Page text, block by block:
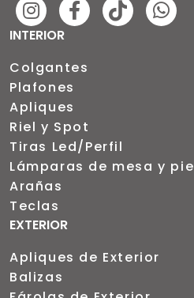
INTERIOR
Colgantes
Plafones
Apliques
Riel y Spot
Tiras Led/Perfil
Lámparas de mesa y pie
Arañas
Teclas
EXTERIOR
Apliques de Exterior
Balizas